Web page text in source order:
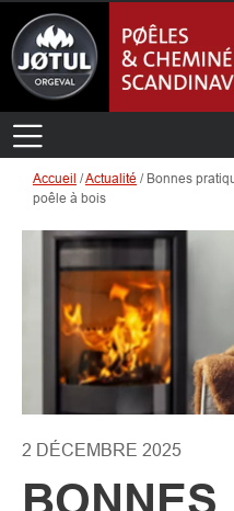
Accueil /Actualité / Bonnes
poêle à bois
2 DÉCEMBRE 2025